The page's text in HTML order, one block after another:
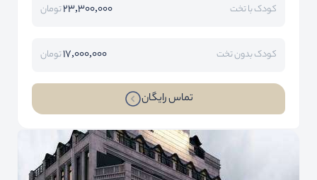
کودک با تخت 23,300,000تومان
کودک بدون تخت 17,000,000تومان
تماس رایگان